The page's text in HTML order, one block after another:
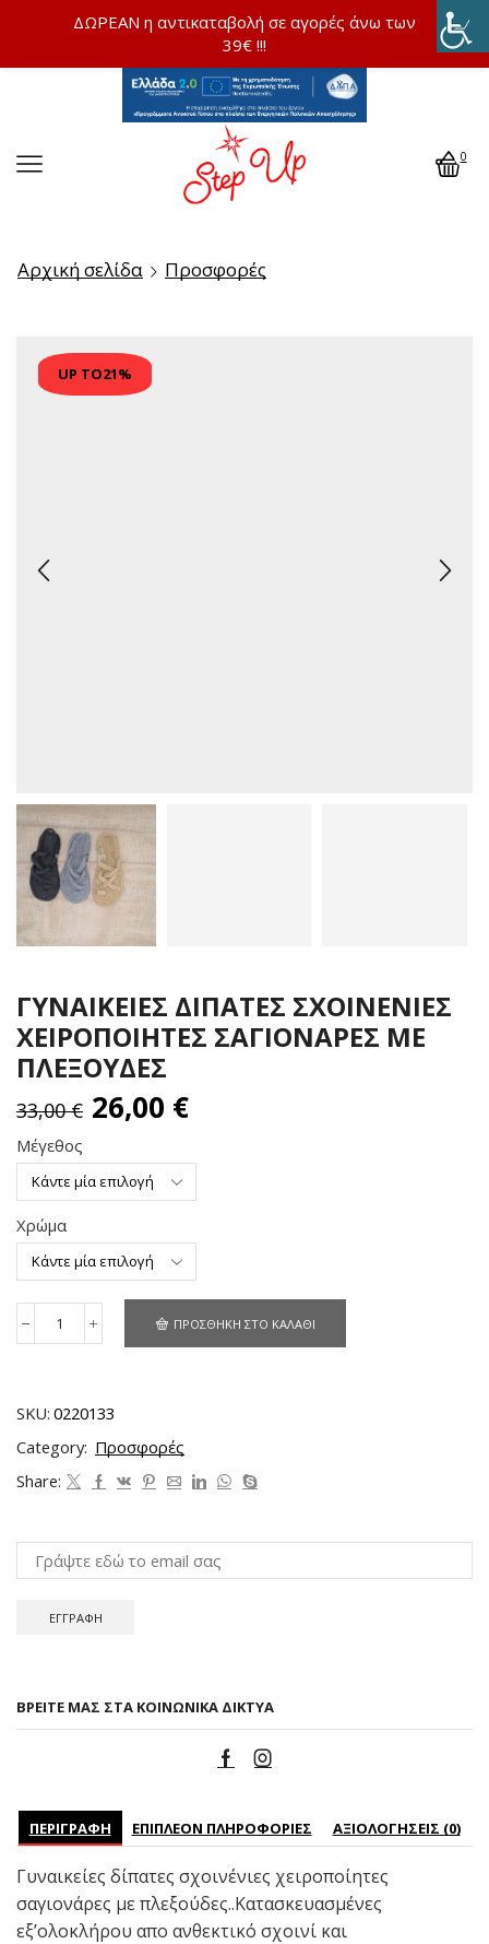
0
Αρχική σελίδα Προσφορές
UP TO21%
ΓΥΝΑΙΚΕΙΕΣ ΔΙΠΑΤΕΣ ΣΧΟΙΝΕΝΙΕΣ
ΧΕΙΡΟΠΟΙΗΤΕΣ ΣΑΓΙΟΝΑΡΕΣ ΜΕ
ΠΛΕΞΟΥΔΕΣ
33,00€ 26,00 €
Μέγεθος
Χρώμα
ΠΡΟΣΘΉΚΗ ΣΤΟ ΚΑΛΆΘΙ
SKU: 0220133
Category: Προσφορές
Share:
ΒΡΕΊΤΕ ΜΑΣ ΣΤΑ ΚΟΙΝΩΝΙΚΆ ΔΊΚΤΥΑ
ΠΕΡΙΓΡΑΦΉ ΕΠΙΠΛΈΟΝ ΠΛΗΡΟΦΟΡΊΕΣ ΑΞΙΟΛΟΓΉΣΕΙΣ (0)
Γυναικείες δίπατες σχοινένιες χειροποίητες
σαγιονάρες με πλεξούδες..Κατασκευασμένες
εξ’ολοκλήρου απο ανθεκτικό σχοινί και
ΔΩΡΕΑΝ η αντικαταβολή σε αγορές άνω των
39€ !!!